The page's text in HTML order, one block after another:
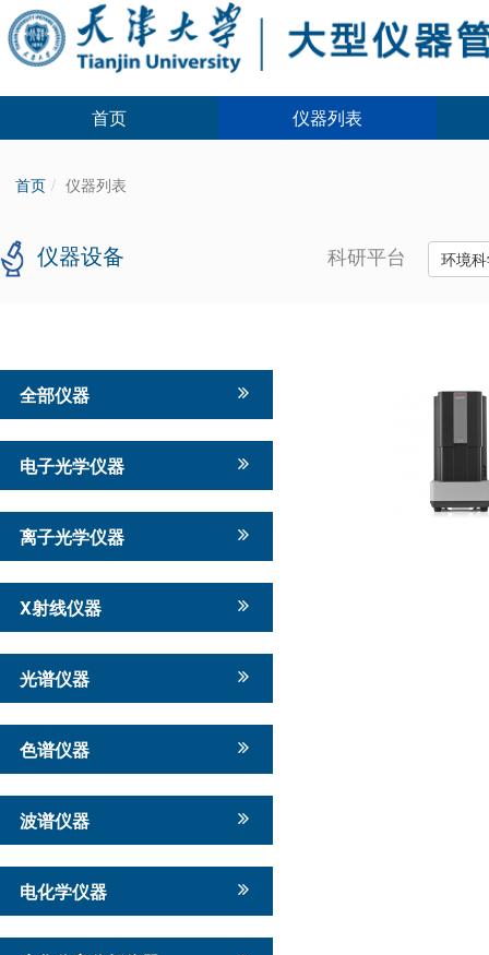
首页 仪器列表
首页 仪器列表
仪器设备 科研平台 环境
全部仪器
电子光学仪器
离子光学仪器
X射线仪器
光谱仪器
色谱仪器
波谱仪器
电化学仪器